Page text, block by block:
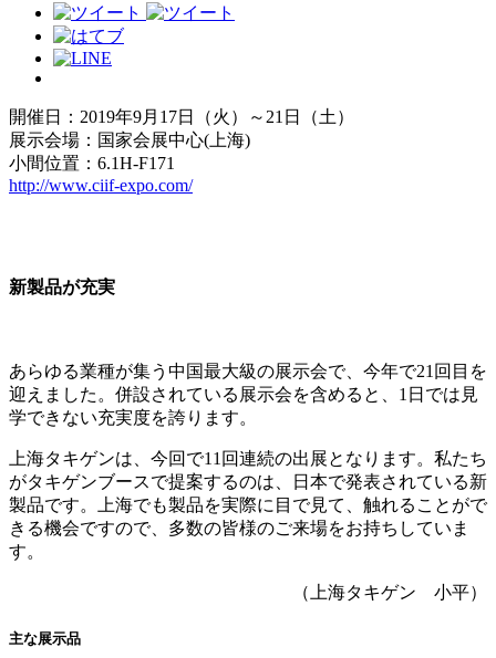
開催日：2019年9月17日（火）～21日（土）
展示会場：国家会展中心(上海)
小間位置：6.1H-F171
http://www.ciif-expo.com/
新製品が充実
あらゆる業種が集う中国最大級の展示会で、今年で21回目を
迎えました。併設されている展示会を含めると、1日では見
学できない充実度を誇ります。
上海タキゲンは、今回で11回連続の出展となります。私たち
がタキゲンブースで提案するのは、日本で発表されている新
製品です。上海でも製品を実際に目で見て、触れることがで
きる機会ですので、多数の皆様のご来場をお持ちしていま
す。
（上海タキゲン 小平）
主な展示品